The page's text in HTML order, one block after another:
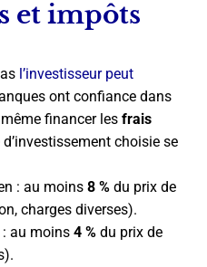
et impôts
l’investisseur peut
ont confiance dans
financer les frais
choisie se
: au moins 8 % du prix de
charges diverses).
: au moins 4 % du prix de